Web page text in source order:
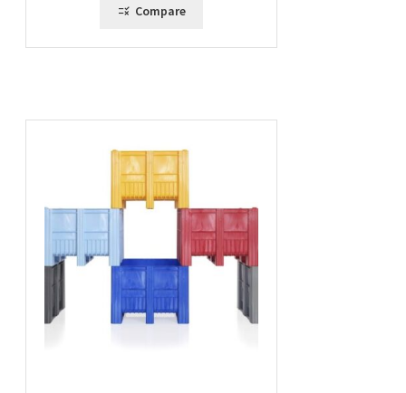
Compare